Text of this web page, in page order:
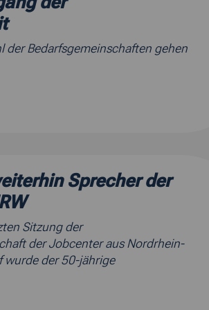
der Bedarfsgemeinschaften gehen
Sprecher der
Sitzung der
der Jobcenter aus Nordrhein-
wurde der 50-jährige